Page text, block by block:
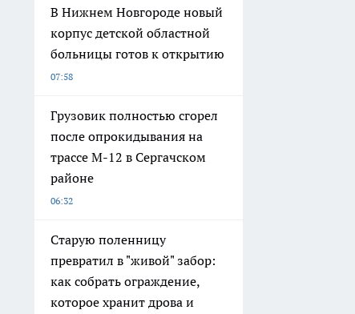
В Нижнем Новгороде новый
корпус детской областной
больницы готов к открытию
07:58
Грузовик полностью сгорел
после опрокидывания на
трассе М-12 в Сергачском
районе
06:32
Старую поленницу
превратил в "живой" забор:
как собрать ограждение,
которое хранит дрова и